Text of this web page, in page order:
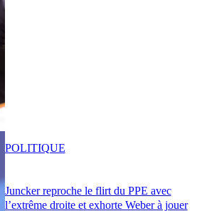
Juncker reproche le flirt du PPE avec
l’extrême droite et exhorte Weber à jouer
POLITIQUE